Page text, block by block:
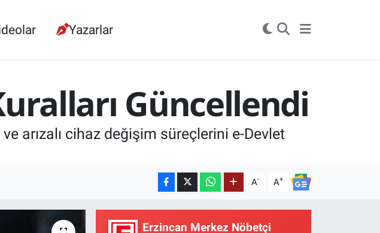
Yazarlar
Güncellendi
arızalı cihaz değişim süreçlerini e-Devlet
A- A+
Erzincan Merkez Nöbetçi